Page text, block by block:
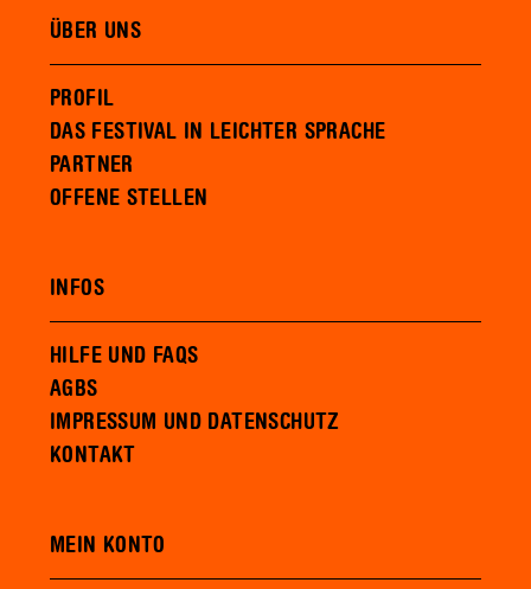
ÜBER UNS
PROFIL
DAS FESTIVAL IN LEICHTER SPRACHE
PARTNER
OFFENE STELLEN
INFOS
HILFE UND FAQS
AGBS
IMPRESSUM UND DATENSCHUTZ
KONTAKT
MEIN KONTO